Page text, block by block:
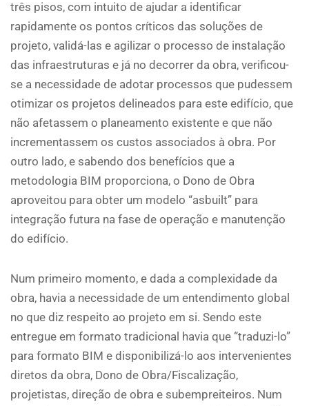
três pisos, com intuito de ajudar a identificar
rapidamente os pontos críticos das soluções de
projeto, validá-las e agilizar o processo de instalação
das infraestruturas e já no decorrer da obra, verificou-
se a necessidade de adotar processos que pudessem
otimizar os projetos delineados para este edifício, que
não afetassem o planeamento existente e que não
incrementassem os custos associados à obra. Por
outro lado, e sabendo dos benefícios que a
metodologia BIM proporciona, o Dono de Obra
aproveitou para obter um modelo “asbuilt” para
integração futura na fase de operação e manutenção
do edifício.
Num primeiro momento, e dada a complexidade da
obra, havia a necessidade de um entendimento global
no que diz respeito ao projeto em si. Sendo este
entregue em formato tradicional havia que “traduzi-lo”
para formato BIM e disponibilizá-lo aos intervenientes
diretos da obra, Dono de Obra/Fiscalização,
projetistas, direção de obra e subempreiteiros. Num